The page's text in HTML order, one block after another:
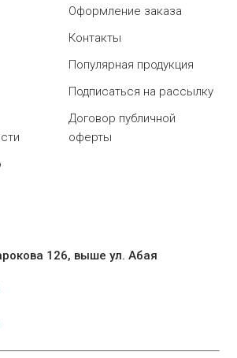
Оформление заказа
Контакты
Популярная продукция
Подписаться на рассылку
Договор публичной
оферты
126, выше ул. Абая